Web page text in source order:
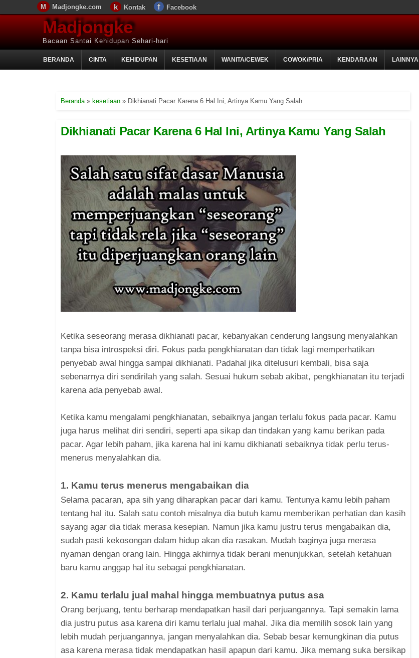
Madjongke.com Kontak Facebook
Madjongke
Bacaan Santai Kehidupan Sehari-hari
BERANDA CINTA KEHIDUPAN KESETIAAN WANITA/CEWEK COWOK/PRIA KENDARAAN LAINNYA
Beranda» kesetiaan » Dikhianati Pacar Karena 6 Hal Ini, Artinya Kamu Yang Salah
Dikhianati Pacar Karena 6 Hal Ini, Artinya Kamu Yang Salah
Ketika seseorang merasa dikhianati pacar, kebanyakan cenderung langsung menyalahkan
tanpa bisa introspeksi diri. Fokus pada pengkhianatan dan tidak lagi memperhatikan
penyebab awal hingga sampai dikhianati. Padahal jika ditelusuri kembali, bisa saja
sebenarnya diri sendirilah yang salah. Sesuai hukum sebab akibat, pengkhianatan itu terjadi
karena ada penyebab awal.
Ketika kamu mengalami pengkhianatan, sebaiknya jangan terlalu fokus pada pacar. Kamu
juga harus melihat diri sendiri, seperti apa sikap dan tindakan yang kamu berikan pada
pacar. Agar lebih paham, jika karena hal ini kamu dikhianati sebaiknya tidak perlu terus-
menerus menyalahkan dia.
1. Kamu terus menerus mengabaikan dia
Selama pacaran, apa sih yang diharapkan pacar dari kamu. Tentunya kamu lebih paham
tentang hal itu. Salah satu contoh misalnya dia butuh kamu memberikan perhatian dan kasih
sayang agar dia tidak merasa kesepian. Namun jika kamu justru terus mengabaikan dia,
sudah pasti kekosongan dalam hidup akan dia rasakan. Mudah baginya juga merasa
nyaman dengan orang lain. Hingga akhirnya tidak berani menunjukkan, setelah ketahuan
baru kamu anggap hal itu sebagai pengkhianatan.
2. Kamu terlalu jual mahal hingga membuatnya putus asa
Orang berjuang, tentu berharap mendapatkan hasil dari perjuangannya. Tapi semakin lama
dia justru putus asa karena diri kamu terlalu jual mahal. Jika dia memilih sosok lain yang
lebih mudah perjuangannya, jangan menyalahkan dia. Sebab besar kemungkinan dia putus
asa karena merasa tidak mendapatkan hasil apapun dari kamu. Jika memang suka bersikap